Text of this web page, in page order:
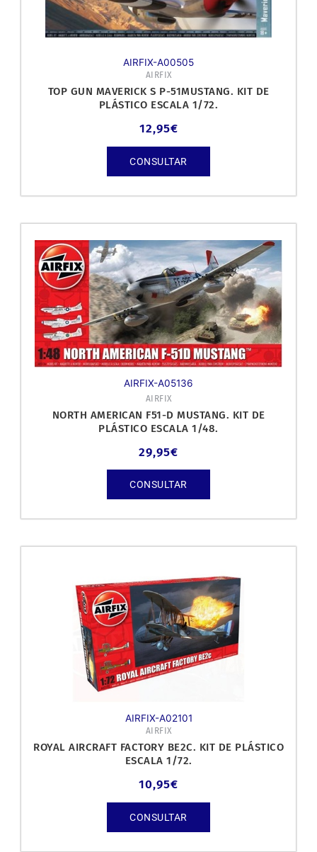
AIRFIX-A00505
AIRFIX
TOP GUN MAVERICK S P-51MUSTANG. KIT DE
PLÁSTICO ESCALA 1/72.
12,95€
CONSULTAR
AIRFIX-A05136
AIRFIX
NORTH AMERICAN F51-D MUSTANG. KIT DE
PLÁSTICO ESCALA 1/48.
29,95€
CONSULTAR
AIRFIX-A02101
AIRFIX
ROYAL AIRCRAFT FACTORY BE2C. KIT DE PLÁSTICO
ESCALA 1/72.
10,95€
CONSULTAR